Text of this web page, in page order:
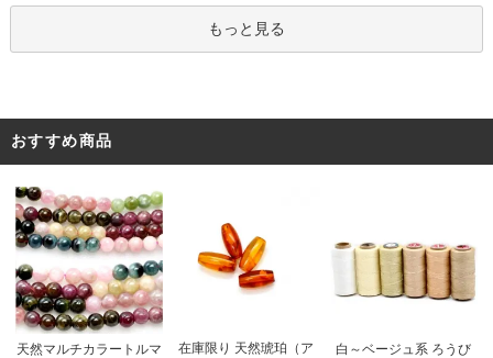
もっと見る
おすすめ商品
天然マルチカラートルマ
在庫限り 天然琥珀（ア
白～ベージュ系 ろうび